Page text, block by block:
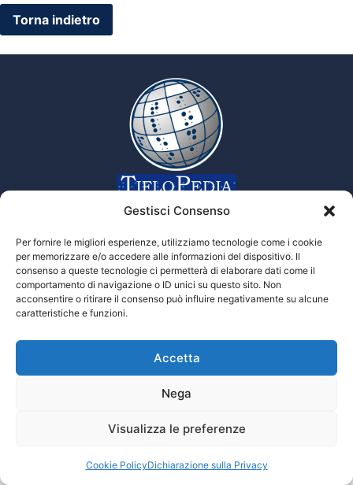
Gestisci Consenso
Per fornire le migliori esperienze, utilizziamo tecnologie come i cookie
per memorizzare e/o accedere alle informazioni del dispositivo. Il
consenso a queste tecnologie ci permetterà di elaborare dati come il
comportamento di navigazione o ID unici su questo sito. Non
acconsentire o ritirare il consenso può influire negativamente su alcune
caratteristiche e funzioni.
Accetta
Nega
Visualizza le preferenze
Cookie PolicyDichiarazione sulla Privacy
Tiflopedia è un sito della Federazione
Nazionale delle Istituzioni Pro Ciechi
Onlus
Enciclopedia multimediale delle scienze Tiflologiche
© 2026 Prociechi.it. Tutti i diritti riservati.